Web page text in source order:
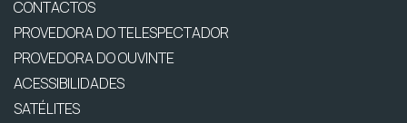
CONTACTOS
PROVEDORA DO TELESPECTADOR
PROVEDORA DO OUVINTE
ACESSIBILIDADES
SATÉLITES